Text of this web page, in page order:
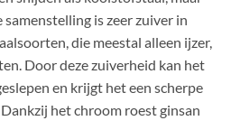
is zeer zuiver in
die meestal alleen ijzer,
Door deze zuiverheid kan het
en krijgt het een scherpe
het chroom roest ginsan